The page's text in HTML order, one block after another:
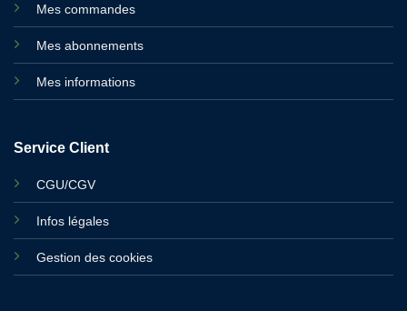
Mes commandes
Mes abonnements
Mes informations
Service Client
CGU/CGV
Infos légales
Gestion des cookies